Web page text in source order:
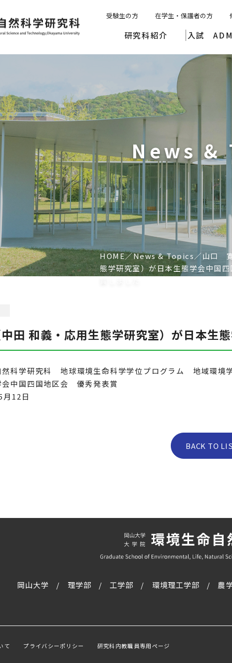
研究科紹介 入試
受験生の方 在学生・保護者の方
News &
HOME News & Topics
山口
態学研究室）が日本生態学会中国
田 和義・応用生態学研究室）が日本生
然科学研究科 地球環境生命科学学位プログラム 地域
会中国四国地区会 優秀発表賞
月12日
BACK TO
岡山大学 理学部 工学部 環境理工学部 農
て プライバシーポリシー 研究科内教職員専用ページ